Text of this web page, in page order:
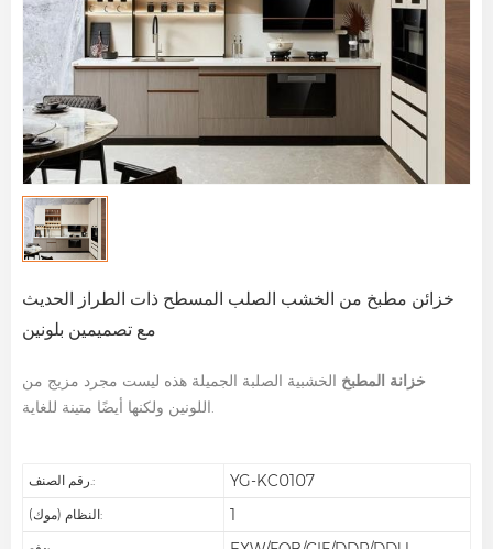
خزائن مطبخ من الخشب الصلب المسطح ذات الطراز الحديث
مع تصميمين بلونين
خزانة المطبخ الخشبية الصلبة الجميلة هذه ليست مجرد مزيج من
رقم الصنف.: YG-KC0107
النظام (موك): 1